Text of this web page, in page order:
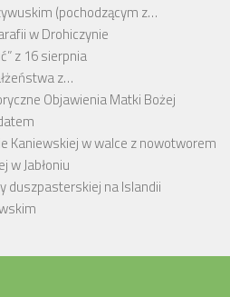
(pochodzącym z…
w Drohiczynie
z 16 sierpnia
z…
Objawienia Matki Bożej
Kaniewskiej w walce z nowotworem
w Jabłoniu
duszpasterskiej na Islandii